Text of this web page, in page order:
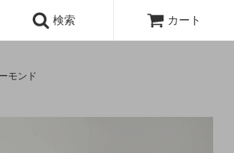
検索 カート
モンド